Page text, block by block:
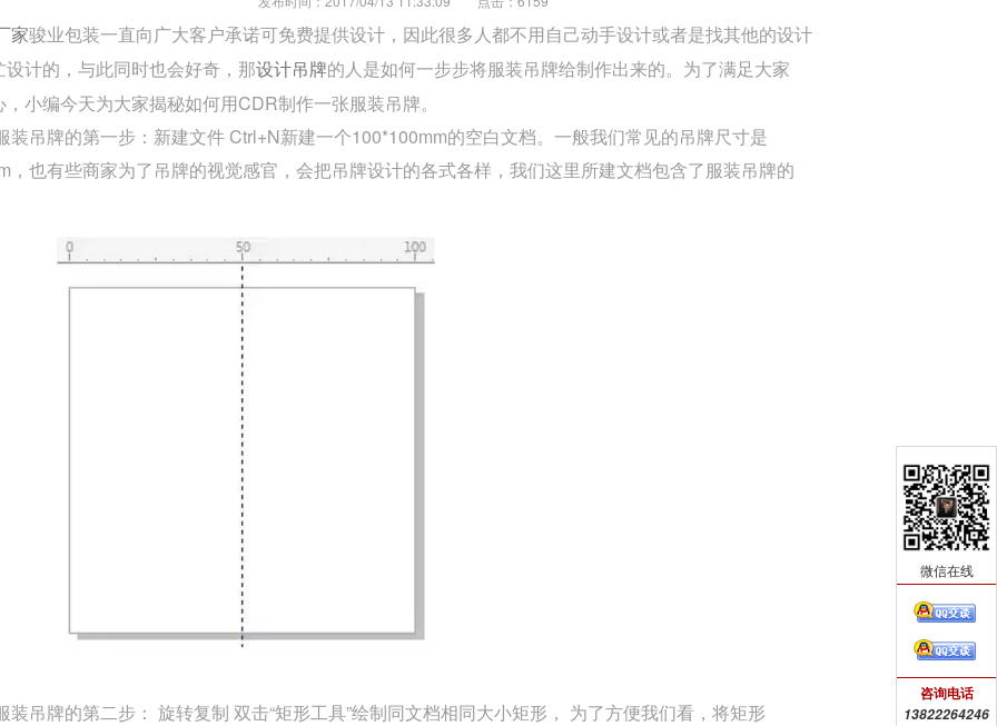
家骏业包装一直向广大客户承诺可免费提供设计，因此很多人都不用自己动手设计或者是找其他的设计
设计的，与此同时也会好奇，那设计吊牌的人是如何一步步将服装吊牌给制作出来的。为了满足大家
，小编今天为大家揭秘如何用CDR制作一张服装吊牌。
吊牌的第一步：新建文件 Ctrl+N新建一个100*100mm的空白文档。一般我们常见的吊牌尺寸是
，也有些商家为了吊牌的视觉感官，会把吊牌设计的各式各样，我们这里所建文档包含了服装吊牌的
吊牌的第二步： 旋转复制 双击“矩形工具”绘制同文档相同大小矩形， 为了方便我们看，将矩形
微信在线
咨询电话
13822264246